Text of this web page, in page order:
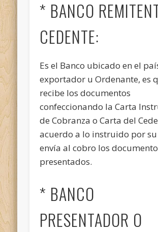
* BANCO
CEDENTE:
Es el Banco ubicado en el
exportador u Ordenante, es
recibe los documentos
confeccionando la Carta
de Cobranza o Carta del
acuerdo a lo instruido por su
envía al cobro los
presentados.
* BANCO
PRESENTADOR O